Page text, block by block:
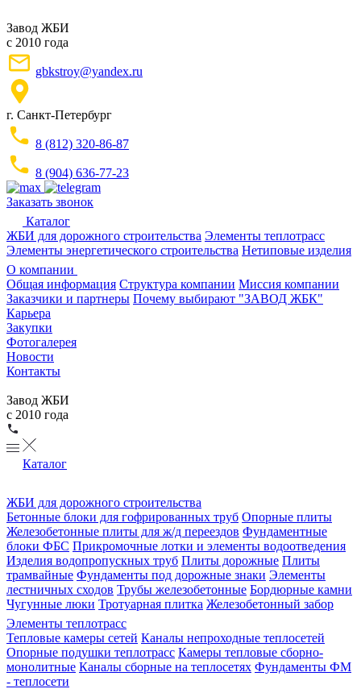
Завод ЖБИ
с 2010 года
gbkstroy@yandex.ru
г. Санкт-Петербург
8 (812) 320-86-87
8 (904) 636-77-23
Заказать звонок
Каталог
ЖБИ для дорожного строительства Элементы теплотрасс
Элементы энергетического строительства Нетиповые изделия
О компании
Общая информация Структура компании Миссия компании
Заказчики и партнеры Почему выбирают "ЗАВОД ЖБК"
Карьера
Закупки
Фотогалерея
Новости
Контакты
Завод ЖБИ
с 2010 года
Каталог
ЖБИ для дорожного строительства
Бетонные блоки для гофрированных труб Опорные плиты
Железобетонные плиты для ж/д переездов Фундаментные
блоки ФБС Прикромочные лотки и элементы водоотведения
Изделия водопропускных труб Плиты дорожные Плиты
трамвайные Фундаменты под дорожные знаки Элементы
лестничных сходов Трубы железобетонные Бордюрные камни
Чугунные люки Тротуарная плитка Железобетонный забор
Элементы теплотрасс
Тепловые камеры сетей Каналы непроходные теплосетей
Опорные подушки теплотрасс Камеры тепловые сборно-
монолитные Каналы сборные на теплосетях Фундаменты ФМ
- теплосети